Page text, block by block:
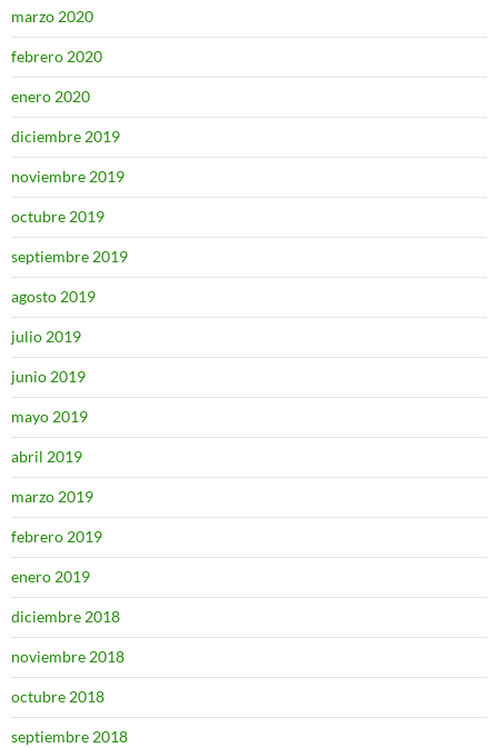
marzo 2020
febrero 2020
enero 2020
diciembre 2019
noviembre 2019
octubre 2019
septiembre 2019
agosto 2019
julio 2019
junio 2019
mayo 2019
abril 2019
marzo 2019
febrero 2019
enero 2019
diciembre 2018
noviembre 2018
octubre 2018
septiembre 2018